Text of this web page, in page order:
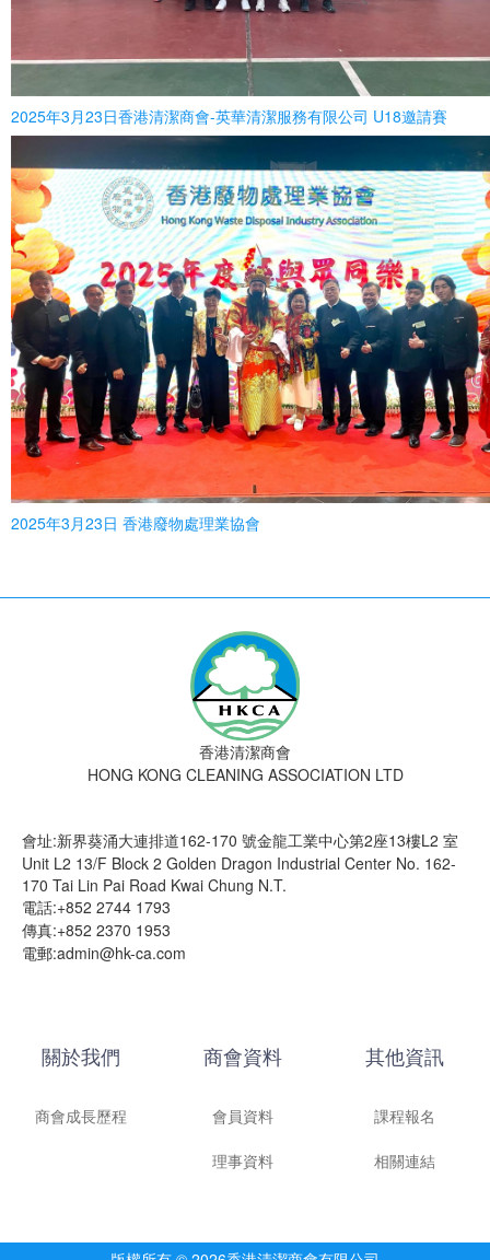
2025年3月23日香港清潔商會-英華清潔服務有限公司 U18邀請賽
2025年3月23日 香港廢物處理業協會
香港清潔商會
HONG KONG CLEANING ASSOCIATION LTD
會址:新界葵涌大連排道162-170 號金龍工業中心第2座13樓L2 室
Unit L2 13/F Block 2 Golden Dragon Industrial Center No. 162-
170 Tai Lin Pai Road Kwai Chung N.T.
電話:+852 2744 1793
傳真:+852 2370 1953
電郵:admin@hk-ca.com
關於我們
商會成長歷程
商會資料
會員資料
理事資料
其他資訊
課程報名
相關連結